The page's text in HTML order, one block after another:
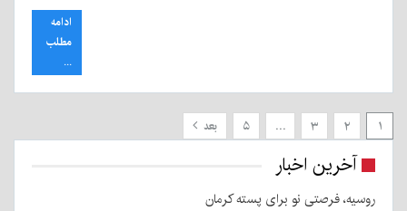
ادامه
مطلب
...
۱ ۲ ۳ … ۵ بعد
آخرین اخبار
روسیه، فرصتی نو برای پسته کرمان